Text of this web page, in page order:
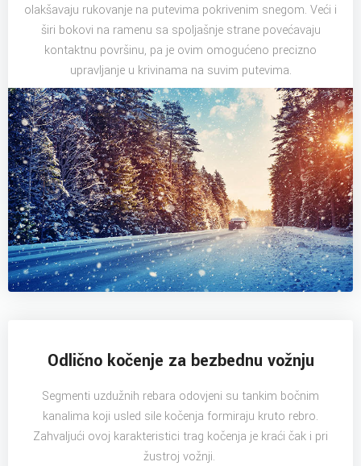
olakšavaju rukovanje na putevima pokrivenim snegom. Veći i
širi bokovi na ramenu sa spoljašnje strane povećavaju
kontaktnu površinu, pa je ovim omogućeno precizno
upravljanje u krivinama na suvim putevima.
Odlično kočenje za bezbednu vožnju
Segmenti uzdužnih rebara odovjeni su tankim bočnim
kanalima koji usled sile kočenja formiraju kruto rebro.
Zahvaljući ovoj karakteristici trag kočenja je kraći čak i pri
žustroj vožnji.